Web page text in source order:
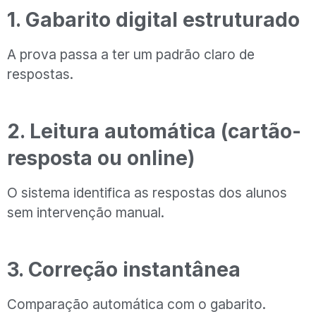
1. Gabarito digital estruturado
A prova passa a ter um padrão claro de
respostas.
2. Leitura automática (cartão-
resposta ou online)
O sistema identifica as respostas dos alunos
sem intervenção manual.
3. Correção instantânea
Comparação automática com o gabarito.